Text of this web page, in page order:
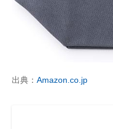
出典： Amazon.co.jp